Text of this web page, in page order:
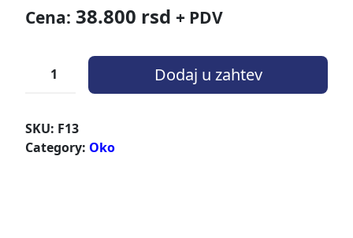
Cena: 38.800 rsd + PDV
Dodaj u zahtev
SKU: F13
Category: Oko